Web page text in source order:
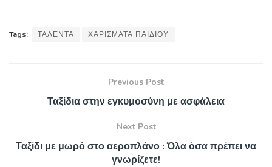
Tags: ΤΑΛΕΝΤΑ ΧΑΡΙΣΜΑΤΑ ΠΑΙΔΙΟΥ
Previous Post
Ταξίδια στην εγκυμοσύνη με ασφάλεια
Next Post
Ταξίδι με μωρό στο αεροπλάνο : Όλα όσα πρέπει να
γνωρίζετε!